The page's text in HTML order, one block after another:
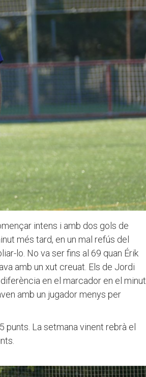
intens i amb dos gols de
més tard, en un mal refús del
lo. No va ser fins al 69 quan Érik
amb un xut creuat. Els de Jordi
en el marcador en el minut
amb un jugador menys per
La setmana vinent rebrà el